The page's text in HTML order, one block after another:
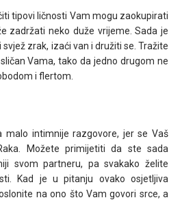
tipovi ličnosti Vam mogu zaokupirati
zadržati neko duže vrijeme. Sada je
zrak, izaći van i družiti se. Tražite
Vama, tako da jedno drugom ne
i flertom.
malo intimnije razgovore, jer se Vaš
Možete primijetiti da ste sada
svom partneru, pa svakako želite
Kad je u pitanju ovako osjetljiva
na ono što Vam govori srce, a